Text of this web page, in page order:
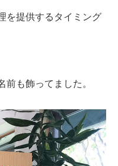
を提供するタイミング
前も飾ってました。